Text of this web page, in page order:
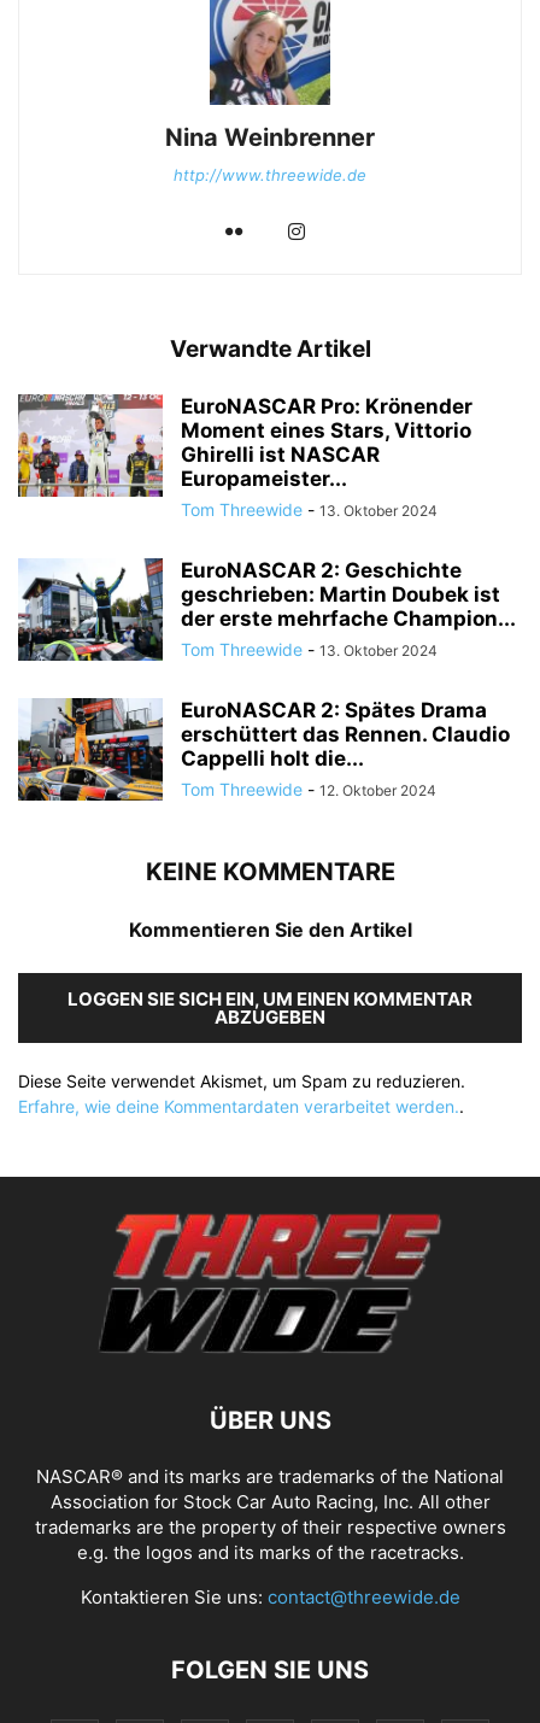
Nina Weinbrenner
http://www.threewide.de
Verwandte Artikel
EuroNASCAR Pro: Krönender
Moment eines Stars, Vittorio
Ghirelli ist NASCAR
Europameister...
Tom Threewide - 13. Oktober 2024
EuroNASCAR 2: Geschichte
geschrieben: Martin Doubek ist
der erste mehrfache Champion...
Tom Threewide - 13. Oktober 2024
EuroNASCAR 2: Spätes Drama
erschüttert das Rennen. Claudio
Cappelli holt die...
Tom Threewide - 12. Oktober 2024
KEINE KOMMENTARE
Kommentieren Sie den Artikel
LOGGEN SIE SICH EIN, UM EINEN KOMMENTAR
ABZUGEBEN
Diese Seite verwendet Akismet, um Spam zu reduzieren.
Erfahre, wie deine Kommentardaten verarbeitet werden..
ÜBER UNS
NASCAR® and its marks are trademarks of the National
Association for Stock Car Auto Racing, Inc. All other
trademarks are the property of their respective owners
e.g. the logos and its marks of the racetracks.
Kontaktieren Sie uns: contact@threewide.de
FOLGEN SIE UNS